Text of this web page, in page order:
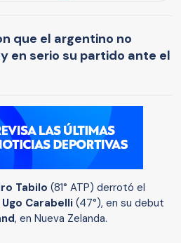
que el argentino no
en serio su partido ante el
Tabilo (81° ATP) derrotó el
Carabelli (47°), en su debut
, en Nueva Zelanda.